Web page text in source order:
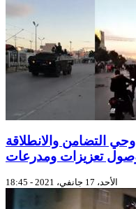
التضامن والانطلاقة
تعزيزات ومدرعات
الأحد، 17 جانفي، 2021 - 18:45